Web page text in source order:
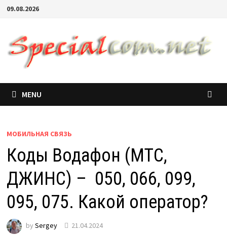
09.08.2026
MENU
МОБИЛЬНАЯ СВЯЗЬ
Коды Водафон (МТС,
ДЖИНС) – 050, 066, 099,
095, 075. Какой оператор?
by Sergey 21.04.2024